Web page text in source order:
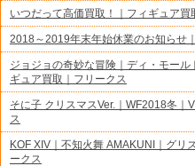
いつだって高価買取！｜フィギュア買
2018～2019年末年始休業のお知らせ
ジョジョの奇妙な冒険｜ディ・モー
ギュア買取｜フリークス
そに子 クリスマスVer.｜WF2018冬｜
ス
KOF XIV｜不知火舞 AMAKUNI｜グリ
ークス